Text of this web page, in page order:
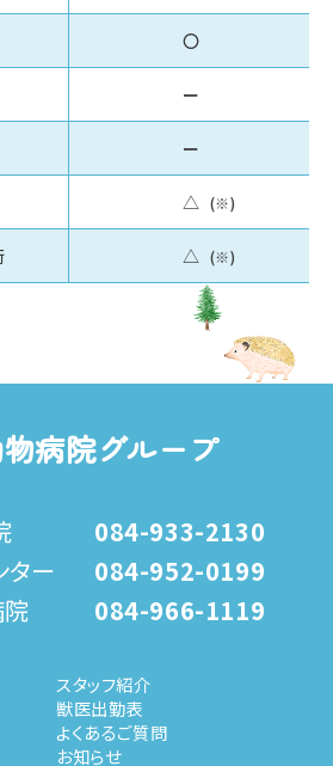
〇
ー
ー
△
△
病院グループ
084-933-2130
ター
084-952-0199
084-966-1119
スタッフ紹介
獣医出勤表
よくあるご質問
お知らせ